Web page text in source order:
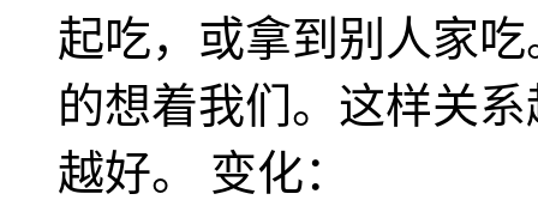
起吃，或拿到别人家
的想着我们。这样关
越好。 变化：